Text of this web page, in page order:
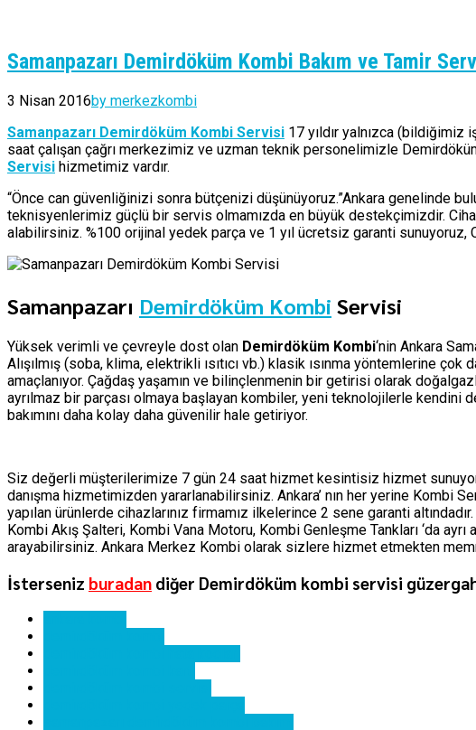
Samanpazarı Demirdöküm Kombi Bakım ve Tamir
3 Nisan 2016by merkezkombi
Samanpazarı Demirdöküm Kombi Servisi 17 yıldır yalnızca
saat çalışan çağrı merkezimiz ve uzman teknik personelimizle
Servisi hizmetimiz vardır.
“Önce can güvenliğinizi sonra bütçenizi düşünüyoruz.”Ankara genelinde
teknisyenlerimiz güçlü bir servis olmamızda en büyük destekçimizdir.
alabilirsiniz. %100 orijinal yedek parça ve 1 yıl ücretsiz garanti sunuyoruz,
Samanpazarı Demirdöküm Kombi Servisi
Yüksek verimli ve çevreyle dost olan Demirdöküm Kombi‘nin Ankara
Alışılmış (soba, klima, elektrikli ısıtıcı vb.) klasik ısınma yöntemlerine
amaçlanıyor. Çağdaş yaşamın ve bilinçlenmenin bir getirisi olarak
ayrılmaz bir parçası olmaya başlayan kombiler, yeni teknolojilerle kendini
bakımını daha kolay daha güvenilir hale getiriyor.
Siz değerli müşterilerimize 7 gün 24 saat hizmet kesintisiz hizmet
danışma hizmetimizden yararlanabilirsiniz. Ankara’ nın her yerine Kombi
yapılan ürünlerde cihazlarınız firmamız ilkelerince 2 sene garanti
Kombi Akış Şalteri, Kombi Vana Motoru, Kombi Genleşme Tankları ‘da
arayabilirsiniz. Ankara Merkez Kombi olarak sizlere hizmet etmekten
İsterseniz buradan diğer Demirdöküm kombi servisi